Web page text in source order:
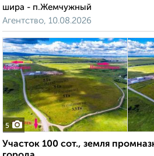
шира - п.Жемчужный
Агентство, 10.08.2026
5
Участок 100 сот., земля